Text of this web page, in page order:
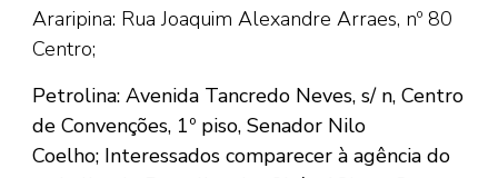
Araripina: Rua Joaquim Alexandre Arraes, nº 80
Centro;
Petrolina: Avenida Tancredo Neves, s/ n, Centro
de Convenções, 1º piso, Senador Nilo
Coelho; Interessados comparecer à agência do